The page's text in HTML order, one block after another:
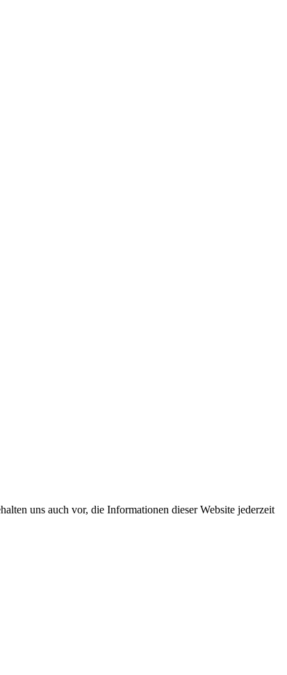
uns auch vor, die Informationen dieser Website jederzeit